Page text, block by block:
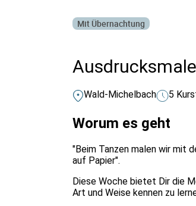
Mit Übernachtung
Wald-Michelbach 5
Worum es geht
"Beim Tanzen malen wir mit
auf Papier".
Diese Woche bietet Dir die
Art und Weise kennen zu